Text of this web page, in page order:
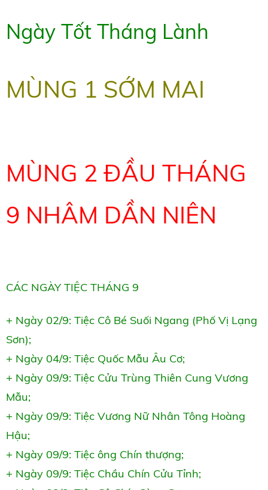
Ngày Tốt Tháng Lành
MÙNG 1 SỚM MAI
MÙNG 2 ĐẦU THÁNG
9 NHÂM DẦN NIÊN
CÁC NGÀY TIỆC THÁNG 9
+ Ngày 02/9: Tiệc Cô Bé Suối Ngang (Phố Vị Lạng
Sơn);
+ Ngày 04/9: Tiệc Quốc Mẫu Âu Cơ;
+ Ngày 09/9: Tiệc Cửu Trùng Thiên Cung Vương
Mẫu;
+ Ngày 09/9: Tiệc Vương Nữ Nhân Tông Hoàng
Hậu;
+ Ngày 09/9: Tiệc ông Chín thượng;
+ Ngày 09/9: Tiệc Chầu Chín Cửu Tỉnh;